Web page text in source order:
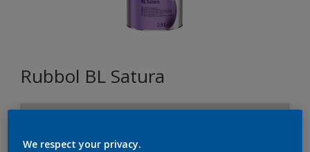
Rubbol BL Satura
We respect your privacy.